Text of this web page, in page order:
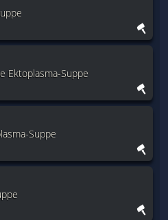
Ektoplasma-Suppe
Suppe